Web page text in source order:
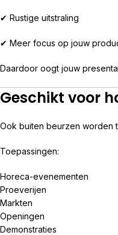
✔ Rustige uitstraling
✔ Meer focus op jouw
Daardoor oogt jouw
Geschikt voor
Ook buiten beurzen worden
Toepassingen:
Horeca-evenementen
Proeverijen
Markten
Openingen
Demonstraties